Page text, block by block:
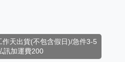
天出貨(不包含假日)/急件3-5
訊加運費200